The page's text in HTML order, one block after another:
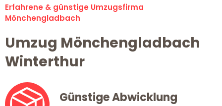
Erfahrene & günstige Umzugsfirma
Mönchengladbach
Umzug Mönchengladbach
Winterthur
Günstige Abwicklung